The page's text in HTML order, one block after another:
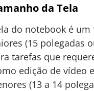
da Tela
do notebook é um
(15 polegadas
tarefas que
edição de vídeo
(13 a 14